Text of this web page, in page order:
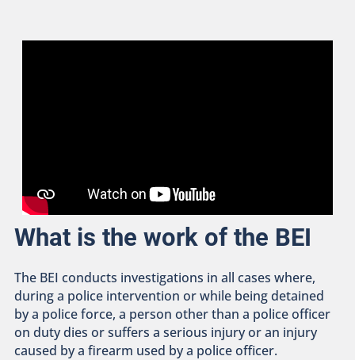
What is the work of the BEI
The BEI conducts investigations in all cases where,
during a police intervention or while being detained
by a police force, a person other than a police officer
on duty dies or suffers a serious injury or an injury
caused by a firearm used by a police officer.